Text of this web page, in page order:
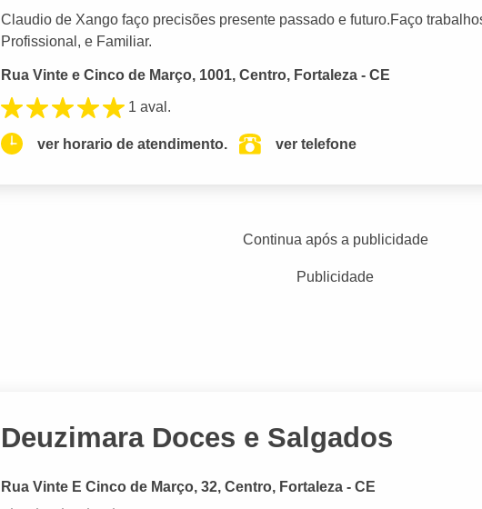
Claudio de Xango faço precisões presente passado e futuro.Faço
Profissional, e Familiar.
Rua Vinte e Cinco de Março, 1001, Centro, Fortaleza - CE
1 aval.
ver horario de atendimento. ver telefone
Continua após a publicidade
Publicidade
Deuzimara Doces e Salgados
Rua Vinte E Cinco de Março, 32, Centro, Fortaleza - CE